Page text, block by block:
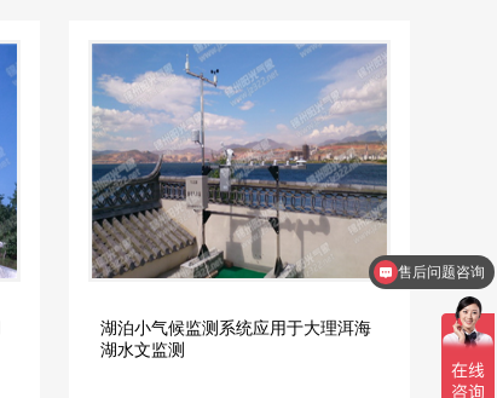
售后问题咨询
湖泊小气候监测系统应用于大理洱海
湖水文监测